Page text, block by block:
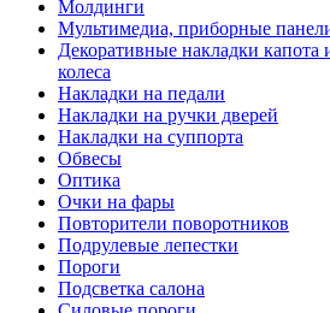
Молдинги
Мультимедиа, приборные
Декоративные накладки капота
колеса
Накладки на педали
Накладки на ручки дверей
Накладки на суппорта
Обвесы
Оптика
Очки на фары
Повторители поворотников
Подрулевые лепестки
Пороги
Подсветка салона